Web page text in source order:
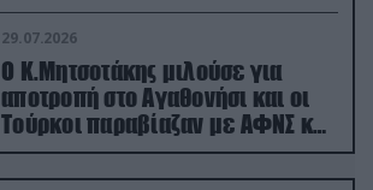
29.07.2026
Ο Κ.Μητσοτάκης μιλούσε για
αποτροπή στο Αγαθονήσι και οι
Τούρκοι παραβίαζαν με ΑΦΝΣ και
drone